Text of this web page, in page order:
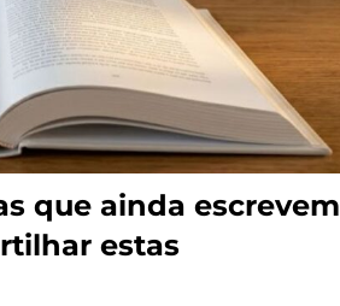
que ainda escrevem
estas